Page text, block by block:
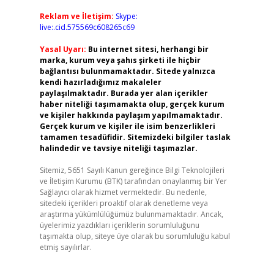
Reklam ve İletişim: Skype:
live:.cid.575569c608265c69
Yasal Uyarı: Bu internet sitesi, herhangi bir
marka, kurum veya şahıs şirketi ile hiçbir
bağlantısı bulunmamaktadır. Sitede yalnızca
kendi hazırladığımız makaleler
paylaşılmaktadır. Burada yer alan içerikler
haber niteliği taşımamakta olup, gerçek kurum
ve kişiler hakkında paylaşım yapılmamaktadır.
Gerçek kurum ve kişiler ile isim benzerlikleri
tamamen tesadüfidir. Sitemizdeki bilgiler taslak
halindedir ve tavsiye niteliği taşımazlar.
Sitemiz, 5651 Sayılı Kanun gereğince Bilgi Teknolojileri
ve İletişim Kurumu (BTK) tarafından onaylanmış bir Yer
Sağlayıcı olarak hizmet vermektedir. Bu nedenle,
sitedeki içerikleri proaktif olarak denetleme veya
araştırma yükümlülüğümüz bulunmamaktadır. Ancak,
üyelerimiz yazdıkları içeriklerin sorumluluğunu
taşımakta olup, siteye üye olarak bu sorumluluğu kabul
etmiş sayılırlar.